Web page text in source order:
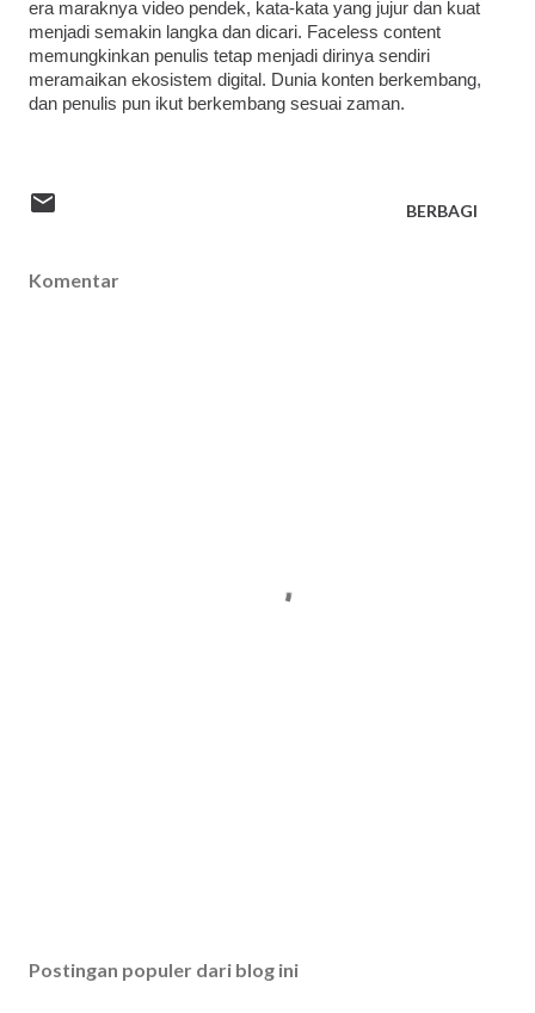
era maraknya video pendek, kata-kata yang jujur dan kuat
menjadi semakin langka dan dicari. Faceless content
memungkinkan penulis tetap menjadi dirinya sendiri
meramaikan ekosistem digital. Dunia konten berkembang,
dan penulis pun ikut berkembang sesuai zaman.
BERBAGI
Komentar
Postingan populer dari blog ini